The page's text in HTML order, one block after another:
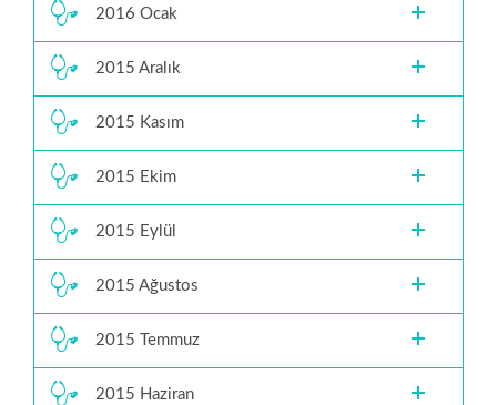
2016 Ocak
2015 Aralık
2015 Kasım
2015 Ekim
2015 Eylül
2015 Ağustos
2015 Temmuz
2015 Haziran